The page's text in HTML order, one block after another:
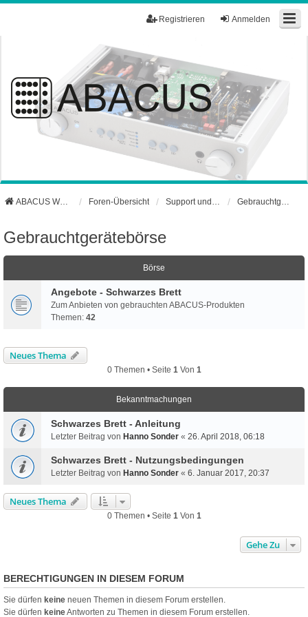
Anmelden
Registrieren
ABACUS Webseite Foren-Übersicht
Gebrauchtgerätebörse
Börse
Angebote - Schwarzes Brett
Zum Anbieten von gebrauchten ABACUS-Produkten
Themen: 42
Neues Thema
0 Themen • Seite 1 Von 1
Bekanntmachungen
Schwarzes Brett - Anleitung
Letzter Beitrag von Hanno Sonder « 26. April 2018, 06:18
Schwarzes Brett - Nutzungsbedingungen
Letzter Beitrag von Hanno Sonder « 6. Januar 2017, 20:37
Neues Thema
0 Themen • Seite 1 Von 1
Gehe Zu
BERECHTIGUNGEN IN DIESEM FORUM
Sie dürfen keine neuen Themen in diesem Forum erstellen.
Sie dürfen keineAntworten zu Themen in diesem Forum erstellen.